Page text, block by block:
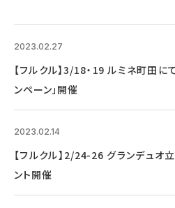
2023.02.27
【フルクル】3/18・19 ルミネ町田に
ンペーン」開催
2023.02.14
【フルクル】2/24-26 グランデュオ
ント開催